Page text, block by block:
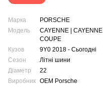
Марка
PORSCHE
Модель
CAYENNE | CAYENNE
COUPE
Кузов
9Y0 2018 - Сьогодні
Сезон
Літні шини
Діаметр
22
Виробник OEM Porsche